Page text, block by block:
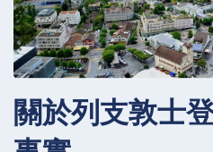
關於列支敦士